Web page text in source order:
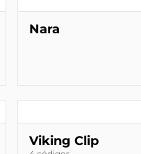
Nara
Viking Clip